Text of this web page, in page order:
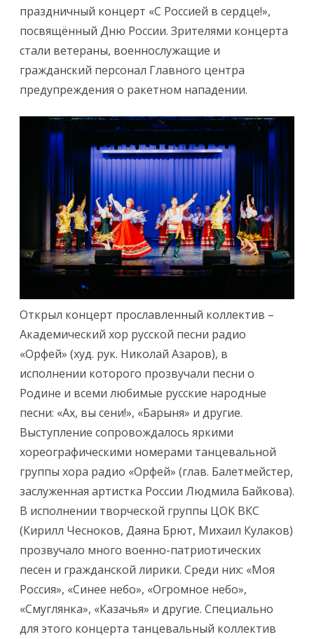
праздничный концерт «С Россией в сердце!»,
посвящённый Дню России. Зрителями концерта
стали ветераны, военнослужащие и
гражданский персонал Главного центра
предупреждения о ракетном нападении.
Открыл концерт прославленный коллектив –
Академический хор русской песни радио
«Орфей» (худ. рук. Николай Азаров), в
исполнении которого прозвучали песни о
Родине и всеми любимые русские народные
песни: «Ах, вы сени!», «Барыня» и другие.
Выступление сопровождалось яркими
хореографическими номерами танцевальной
группы хора радио «Орфей» (глав. Балетмейстер,
заслуженная артистка России Людмила Байкова).
В исполнении творческой группы ЦОК ВКС
(Кирилл Чесноков, Даяна Брют, Михаил Кулаков)
прозвучало много военно-патриотических
песен и гражданской лирики. Среди них: «Моя
Россия», «Синее небо», «Огромное небо»,
«Смуглянка», «Казачья» и другие. Специально
для этого концерта танцевальный коллектив